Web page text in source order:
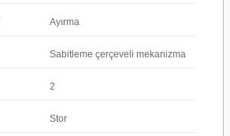
Ayırma
Sabitleme çerçeveli mekanizma
2
Stor